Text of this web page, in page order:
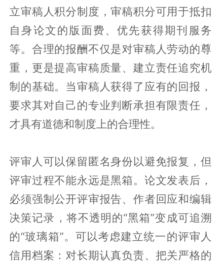
立审稿人积分制度，审稿积分可用于抵扣
自身论文的版面费、优先获得期刊服务
等。合理的报酬不仅是对审稿人劳动的尊
重，更是提高审稿质量、建立责任追究机
制的基础。当审稿人获得了应有的回报，
要求其对自己的专业判断承担有限责任，
才具有道德和制度上的合理性。
评审人可以保留匿名身份以避免报复，但
评审过程不能永远是黑箱。论文发表后，
必须强制公开评审报告、作者回应和编辑
决策记录，将不透明的“黑箱”变成可追溯
的“玻璃箱”。可以考虑建立统一的评审人
信用档案：对长期认真负责、把关严格的